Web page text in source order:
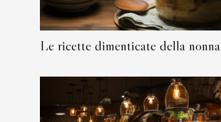
Le ricette dimenticate della nonna